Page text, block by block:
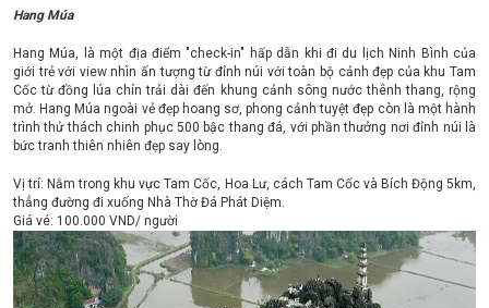
Hang Múa
Hang Múa, là một địa điểm "check-in" hấp dẫn khi đi du lịch Ninh Bình của
giới trẻ với view nhìn ấn tượng từ đỉnh núi với toàn bộ cảnh đẹp của khu Tam
Cốc từ đồng lúa chín trải dài đến khung cảnh sông nước thênh thang, rộng
mở. Hang Múa ngoài vẻ đẹp hoang sơ, phong cảnh tuyệt đẹp còn là một hành
trình thử thách chinh phục 500 bậc thang đá, với phần thưởng nơi đỉnh núi là
bức tranh thiên nhiên đẹp say lòng.
Vị trí: Nằm trong khu vực Tam Cốc, Hoa Lư, cách Tam Cốc và Bích Động 5km,
thẳng đường đi xuống Nhà Thờ Đá Phát Diệm.
Giá vé: 100.000 VND/ người